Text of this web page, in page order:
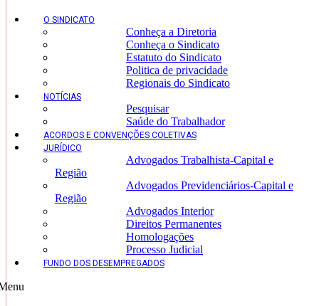
O SINDICATO
Conheça a Diretoria
Conheça o Sindicato
Estatuto do Sindicato
Politica de privacidade
Regionais do Sindicato
NOTÍCIAS
Pesquisar
Saúde do Trabalhador
ACORDOS E CONVENÇÕES COLETIVAS
JURÍDICO
Advogados Trabalhista-Capital e
Região
Advogados Previdenciários-Capital e
Região
Advogados Interior
Direitos Permanentes
Homologações
Processo Judicial
FUNDO DOS DESEMPREGADOS